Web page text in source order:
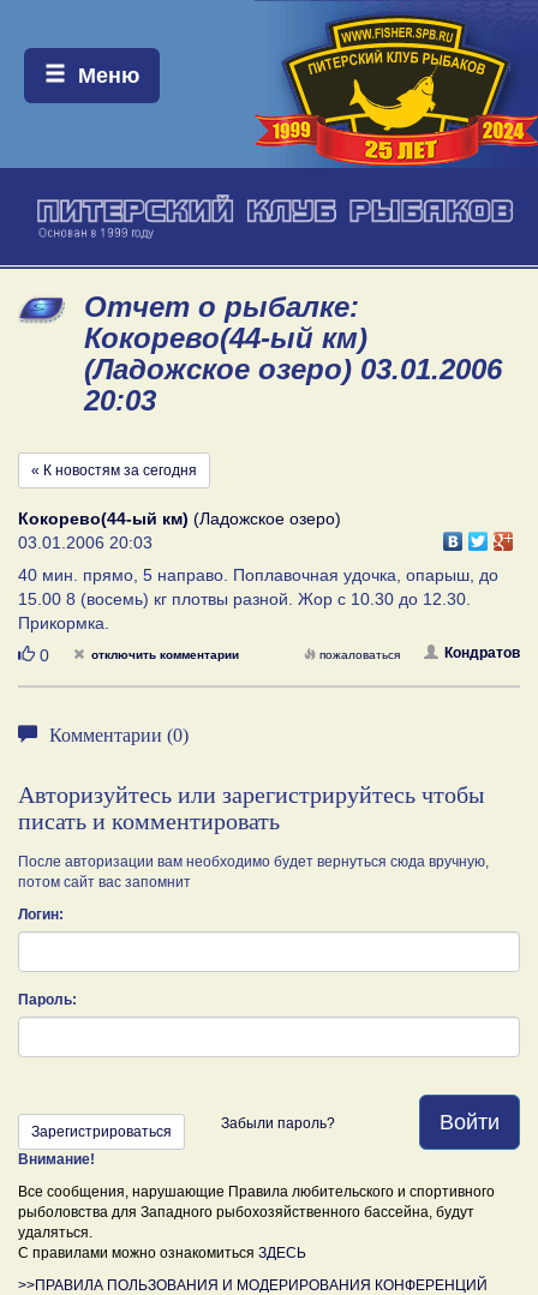
Меню:
Меню
Отчет о рыбалке:
Кокорево(44-ый км)
(Ладожское озеро) 03.01.2006
20:03
« К новостям за сегодня
Кокорево(44-ый км) (Ладожское озеро)
03.01.2006 20:03
40 мин. прямо, 5 направо. Поплавочная удочка, опарыш, до
15.00 8 (восемь) кг плотвы разной. Жор с 10.30 до 12.30.
Прикормка.
Нравится
0 отключить комментарии Кондратов
пожаловаться
Комментарии (0)
Авторизуйтесь или зарегистрируйтесь чтобы
писать и комментировать
После авторизации вам необходимо будет вернуться сюда вручную,
потом сайт вас запомнит
Логин:
Пароль:
Войти
Зарегистрироваться Забыли пароль?
Внимание!
Все сообщения, нарушающие Правила любительского и спортивного
рыболовства для Западного рыбохозяйственного бассейна, будут
удаляться.
С правилами можно ознакомиться ЗДЕСЬ
>>ПРАВИЛА ПОЛЬЗОВАНИЯ И МОДЕРИРОВАНИЯ КОНФЕРЕНЦИЙ